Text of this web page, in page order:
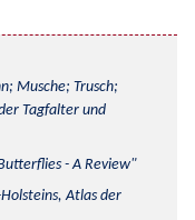
Musche; Trusch;
Tagfalter und
- A Review
Atlas der